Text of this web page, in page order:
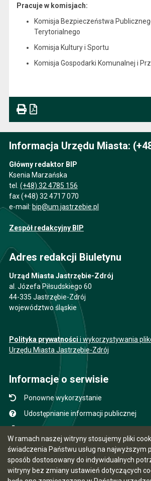
W ramach naszej witryny stosujemy pliki
świadczenia Państwu usług na najwyższym
sposób dostosowany do indywidualnych
witryny bez zmiany ustawień dotyczących
Pracuje w komisjach:
Komisja Bezpieczeństwa
Terytorialnego
Komisja Kultury i Sportu
Komisja Gospodarki Komunalnej i
Informacja Urzędu Miasta:
Główny redaktor BIP
Ksenia Marzańska
tel. (+48) 32 4785 156
fax (+48) 32 4717 070
e-mail: bip@um.jastrzebie.pl
Zespół redakcyjny BIP
Adres redakcji Biuletynu
Urząd Miasta Jastrzębie-Zdrój
al. Józefa Piłsudskiego 60
44-335 Jastrzębie-Zdrój
województwo śląskie
Polityka prywatności i wykorzystywania
Urzędu Miasta Jastrzębie-Zdrój
Informacje o serwisie
Ponowne wykorzystanie
Udostępnianie informacji publicznej
Instrukcja obsługi
Statystyki oglądalności
Ostatnio dodane